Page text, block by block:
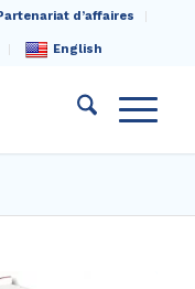
d’affaires
English